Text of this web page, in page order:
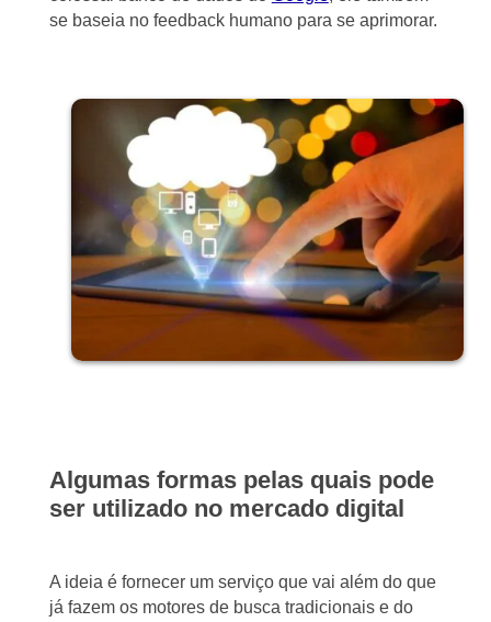
se baseia no feedback humano para se aprimorar.
Algumas formas pelas quais pode
ser utilizado no mercado digital
A ideia é fornecer um serviço que vai além do que
já fazem os motores de busca tradicionais e do